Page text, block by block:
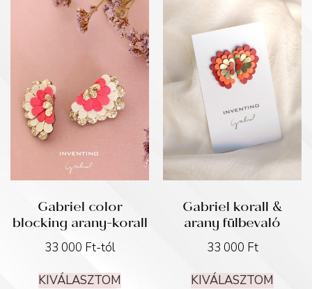
Gabriel color
blocking arany-korall
33 000 Ft-tól
KIVÁLASZTOM
Gabriel korall &
arany fülbevaló
33 000 Ft
KIVÁLASZTOM